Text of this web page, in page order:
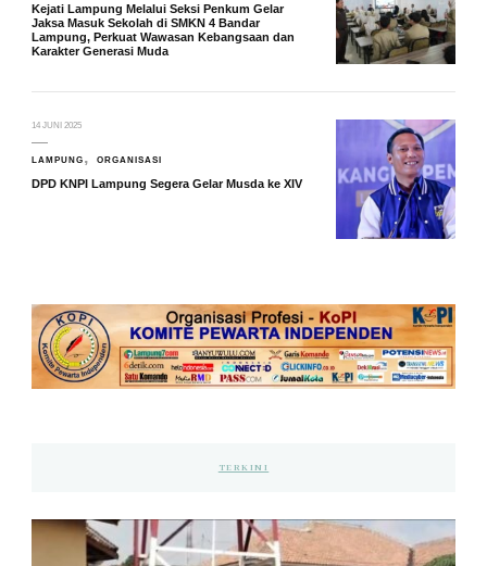
Kejati Lampung Melalui Seksi Penkum Gelar
Jaksa Masuk Sekolah di SMKN 4 Bandar
Lampung, Perkuat Wawasan Kebangsaan dan
Karakter Generasi Muda
14 JUNI 2025
LAMPUNG ORGANISASI
DPD KNPI Lampung Segera Gelar Musda ke XIV
TERKINI